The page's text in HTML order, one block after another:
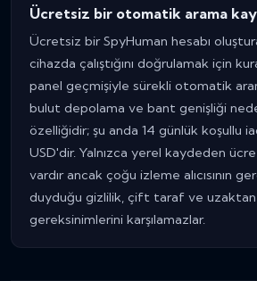
Ücretsiz bir otomatik arama
Ücretsiz bir SpyHuman hesabı
cihazda çalıştığını doğrulamak için
panel geçmişiyle sürekli otomatik
bulut depolama ve bant genişliği
özelliğidir; şu anda 14 günlük koşullu
USD'dir. Yalnızca yerel kaydeden
vardır ancak çoğu izleme alıcısının
duyduğu gizlilik, çift taraf ve uzaktan
gereksinimlerini karşılamazlar.